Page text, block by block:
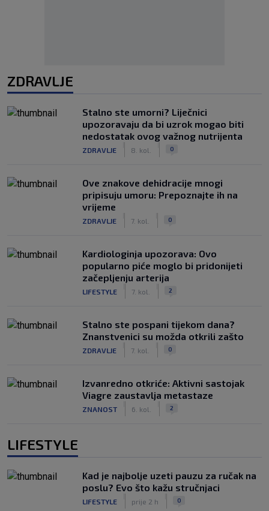
ZDRAVLJE
Stalno ste umorni? Liječnici
upozoravaju da bi uzrok mogao biti
nedostatak ovog važnog nutrijenta
ZDRAVLJE 8. kol. 0
Ove znakove dehidracije mnogi
pripisuju umoru: Prepoznajte ih na
vrijeme
ZDRAVLJE 7. kol. 0
Kardiologinja upozorava: Ovo
popularno piće moglo bi pridonijeti
začepljenju arterija
LIFESTYLE 7. kol. 2
Stalno ste pospani tijekom dana?
Znanstvenici su možda otkrili zašto
ZDRAVLJE 7. kol. 0
Izvanredno otkriće: Aktivni sastojak
Viagre zaustavlja metastaze
ZNANOST 6. kol. 2
LIFESTYLE
Kad je najbolje uzeti pauzu za ručak na
poslu? Evo što kažu stručnjaci
LIFESTYLE prije 2 h 0